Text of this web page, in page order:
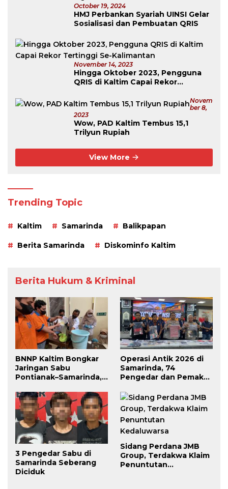
October 19, 2024
HMJ Perbankan Syariah UINSI Gelar
Sosialisasi dan Pembuatan QRIS
November 14, 2023
Hingga Oktober 2023, Pengguna
QRIS di Kaltim Capai Rekor
Novem
Ber 8,
2023
Wow, PAD Kaltim Tembus 15,1
Trilyun Rupiah
View More
Trending Topic
Kaltim Samarinda Balikpapan
Berita Samarinda Diskominfo Kaltim
Berita Hukum & Kriminal
BNNP Kaltim Bongkar
Jaringan Sabu
Pontianak–Samarinda,
dari Dalam Lapas
Operasi Antik 2026 di
Samarinda, 74
Pengedar dan Pemakai
3 Pengedar Sabu di
Samarinda Seberang
Diciduk
Sidang Perdana JMB
Group, Terdakwa Klaim
Penuntutan